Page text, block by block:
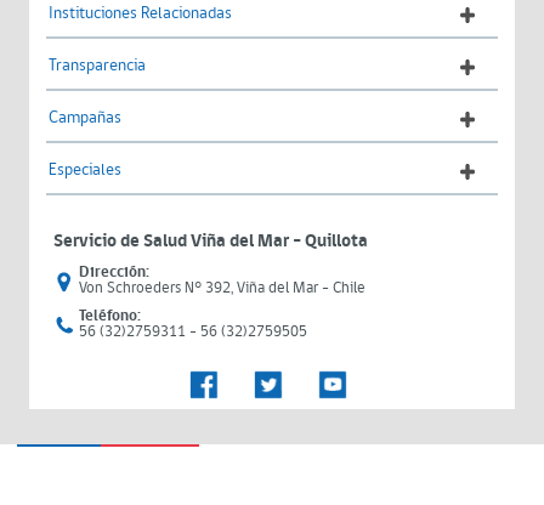
Instituciones Relacionadas
Transparencia
Campañas
Especiales
Servicio de Salud Viña del Mar – Quillota
Dirección:
Von Schroeders N° 392, Viña del Mar - Chile
Teléfono:
56 (32)2759311 - 56 (32)2759505